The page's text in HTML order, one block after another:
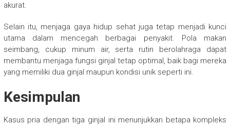
akurat.
Selain itu, menjaga gaya hidup sehat juga tetap menjadi kunci
utama dalam mencegah berbagai penyakit. Pola makan
seimbang, cukup minum air, serta rutin berolahraga dapat
membantu menjaga fungsi ginjal tetap optimal, baik bagi mereka
yang memiliki dua ginjal maupun kondisi unik seperti ini.
Kesimpulan
Kasus pria dengan tiga ginjal ini menunjukkan betapa kompleks